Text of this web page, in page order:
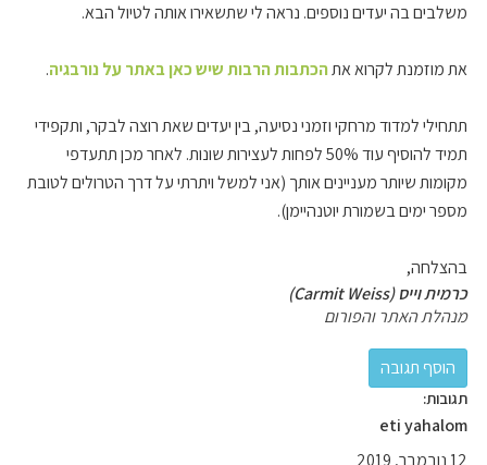
משלבים בה יעדים נוספים. נראה לי שתשאירו אותה לטיול הבא.
את מוזמנת לקרוא אתהכתבות הרבות שיש כאן באתר על נורבגיה.
תתחילי למדוד מרחקי וזמני נסיעה, בין יעדים שאת רוצה לבקר, ותקפידי
תמיד להוסיף עוד 50% לפחות לעצירות שונות. לאחר מכן תתעדפי
מקומות שיותר מעניינים אותך (אני למשל ויתרתי על דרך הטרולים לטובת
מספר ימים בשמורת יוטנהיימן).
בהצלחה,
כרמית וייס (Carmit Weiss)
מנהלת האתר והפורום
תגובות:
eti yahalom
12 נובמבר, 2019